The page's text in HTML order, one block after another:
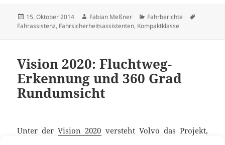
Veröffentlicht
am
15. Oktober 2014 Autor
Fabian Meßner Kategorien
Fahrberichte
Fahrassistenz, Fahrsicherheitsassistenten, Kompaktklasse
Vision 2020: Fluchtweg-
Erkennung und 360 Grad
Rundumsicht
Unter derVision 2020 versteht Volvo das Projekt,